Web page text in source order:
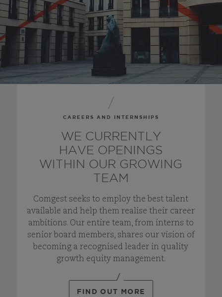
CAREERS AND INTERNSHIPS
WE CURRENTLY
HAVE OPENINGS
WITHIN OUR GROWING
TEAM
Comgest seeks to employ the best talent
available and help them realise their career
ambitions. Our entire team, from interns to
senior board members, shares our vision of
becoming a recognised leader in quality
growth equity management.
FIND OUT MORE